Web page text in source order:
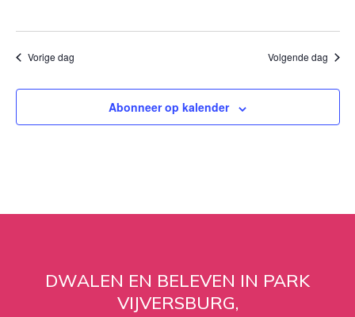
Vorige dag Volgende dag
Abonneer op kalender
DWALEN EN BELEVEN IN PARK
VIJVERSBURG,